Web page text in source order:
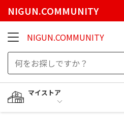
NIGUN.COMMUNITY
NIGUN.COMMUNITY
マイストア